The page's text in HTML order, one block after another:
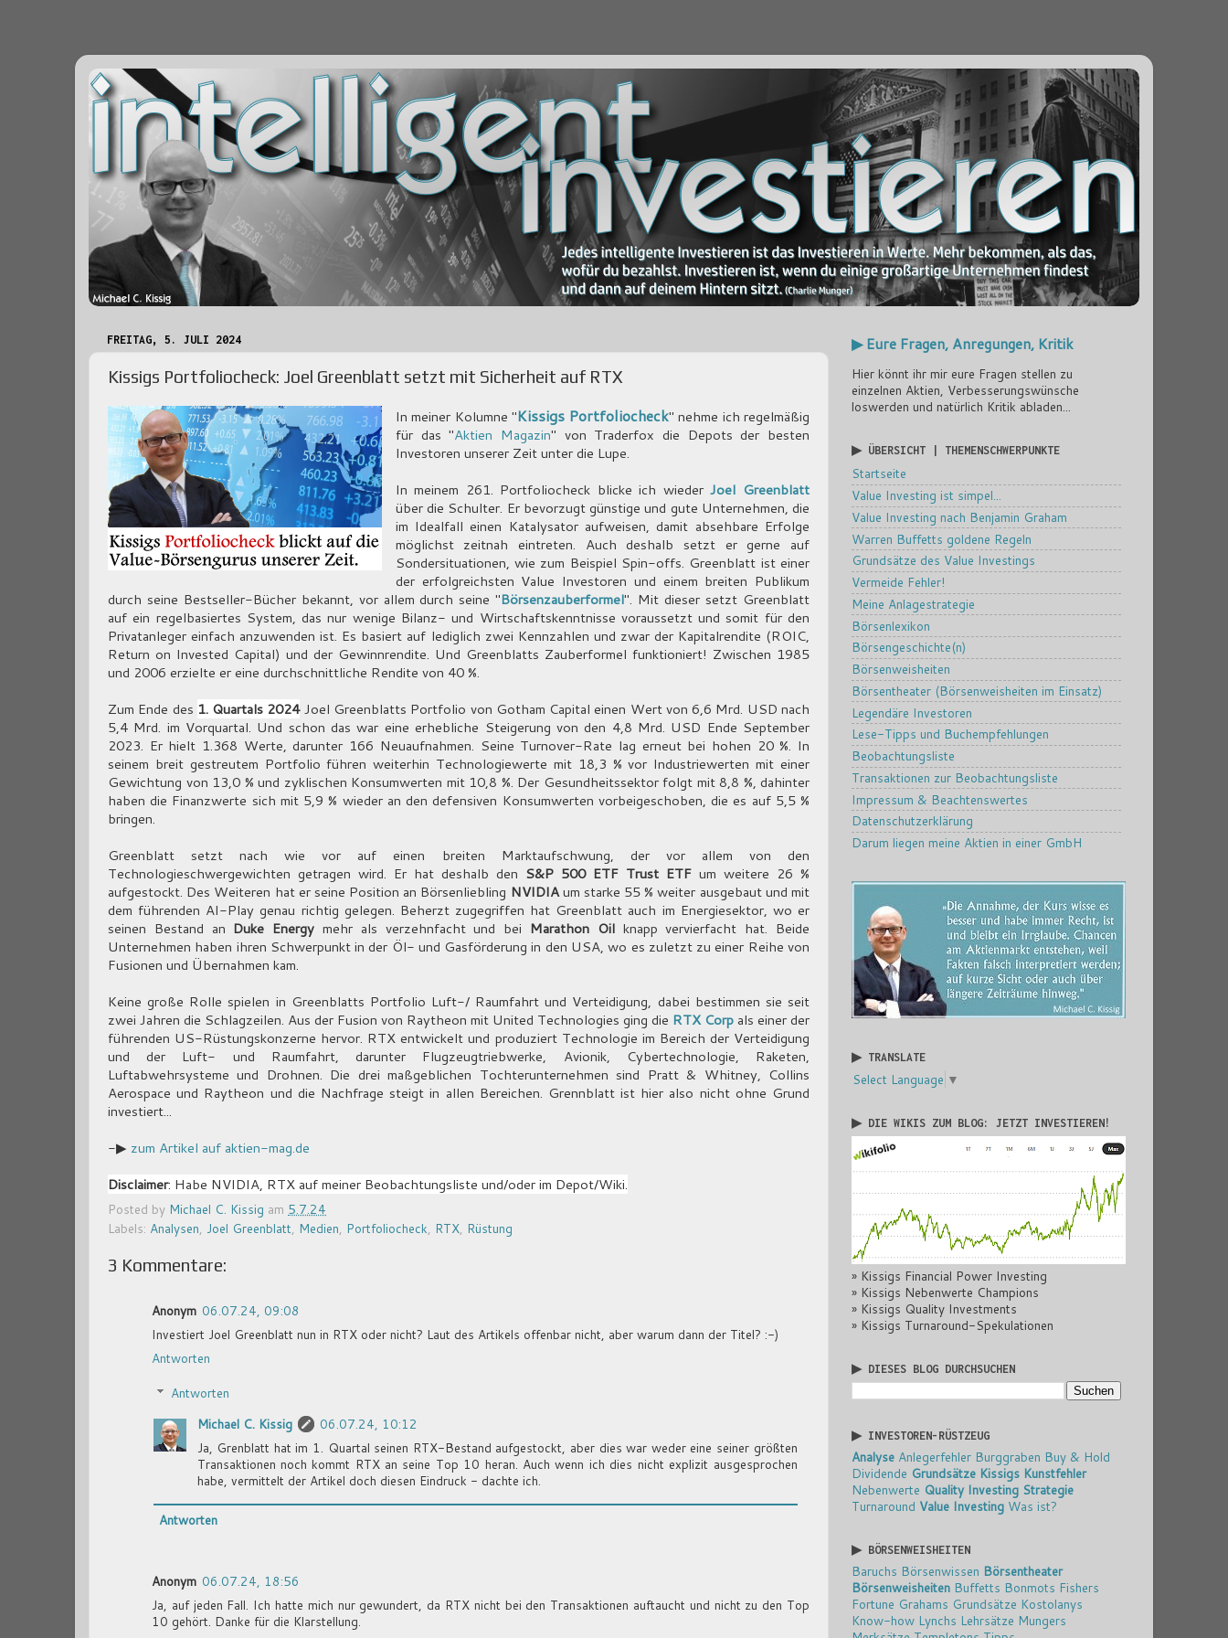
FREITAG, 5. JULI 2024
Kissigs Portfoliocheck: Joel Greenblatt setzt mit Sicherheit auf RTX
In meiner Kolumne "Kissigs Portfoliocheck" nehme ich regelmäßig
für das "Aktien Magazin" von Traderfox die Depots der besten
Investoren unserer Zeit unter die Lupe.
In meinem 261. Portfoliocheck blicke ich wiederJoel Greenblatt
über die Schulter. Er bevorzugt günstige und gute Unternehmen, die
im Idealfall einen Katalysator aufweisen, damit absehbare Erfolge
möglichst zeitnah eintreten. Auch deshalb setzt er gerne auf
Sondersituationen, wie zum Beispiel Spin-offs. Greenblatt ist einer
der erfolgreichsten Value Investoren und einem breiten Publikum
durch seine Bestseller-Bücher bekannt, vor allem durch seine "Börsenzauberformel". Mit dieser setzt Greenblatt
auf ein regelbasiertes System, das nur wenige Bilanz- und Wirtschaftskenntnisse voraussetzt und somit für den
Privatanleger einfach anzuwenden ist. Es basiert auf lediglich zwei Kennzahlen und zwar der Kapitalrendite (ROIC,
Return on Invested Capital) und der Gewinnrendite. Und Greenblatts Zauberformel funktioniert! Zwischen 1985
und 2006 erzielte er eine durchschnittliche Rendite von 40 %.
Zum Ende des 1. Quartals 2024Joel Greenblatts Portfolio von Gotham Capital einen Wert von 6,6 Mrd. USD nach
5,4 Mrd. im Vorquartal. Und schon das war eine erhebliche Steigerung von den 4,8 Mrd. USD Ende September
2023. Er hielt 1.368 Werte, darunter 166 Neuaufnahmen. Seine Turnover-Rate lag erneut bei hohen 20 %. In
seinem breit gestreutem Portfolio führen weiterhin Technologiewerte mit 18,3 % vor Industriewerten mit einer
Gewichtung von 13,0 % und zyklischen Konsumwerten mit 10,8 %. Der Gesundheitssektor folgt mit 8,8 %, dahinter
haben die Finanzwerte sich mit 5,9 % wieder an den defensiven Konsumwerten vorbeigeschoben, die es auf 5,5 %
bringen.
Greenblatt setzt nach wie vor auf einen breiten Marktaufschwung, der vor allem von den
Technologieschwergewichten getragen wird. Er hat deshalb den S&P 500 ETF Trust ETF um weitere 26 %
aufgestockt. Des Weiteren hat er seine Position an Börsenliebling NVIDIAum starke 55 % weiter ausgebaut und mit
dem führenden AI-Play genau richtig gelegen. Beherzt zugegriffen hat Greenblatt auch im Energiesektor, wo er
seinen Bestand an Duke Energy mehr als verzehnfacht und bei Marathon Oilknapp vervierfacht hat. Beide
Unternehmen haben ihren Schwerpunkt in der Öl- und Gasförderung in den USA, wo es zuletzt zu einer Reihe von
Fusionen und Übernahmen kam.
Keine große Rolle spielen in Greenblatts Portfolio Luft-/ Raumfahrt und Verteidigung, dabei bestimmen sie seit
zwei Jahren die Schlagzeilen. Aus der Fusion von Raytheon mit United Technologies ging die RTX Corp als einer der
führenden US-Rüstungskonzerne hervor. RTX entwickelt und produziert Technologie im Bereich der Verteidigung
und der Luft- und Raumfahrt, darunter Flugzeugtriebwerke, Avionik, Cybertechnologie, Raketen,
Luftabwehrsysteme und Drohnen. Die drei maßgeblichen Tochterunternehmen sind Pratt & Whitney, Collins
Aerospace und Raytheon und die Nachfrage steigt in allen Bereichen. Grennblatt ist hier also nicht ohne Grund
investiert...
-▶ zum Artikel auf aktien-mag.de
Disclaimer: Habe NVIDIA, RTX auf meiner Beobachtungsliste und/oder im Depot/Wiki.
Posted by Michael C. Kissig am 5.7.24
Labels: Analysen, Joel Greenblatt, Medien, Portfoliocheck, RTX, Rüstung
3 Kommentare:
Anonym 06.07.24, 09:08
Investiert Joel Greenblatt nun in RTX oder nicht? Laut des Artikels offenbar nicht, aber warum dann der Titel? :-)
Antworten
Antworten
Michael C. Kissig
06.07.24, 10:12
Ja, Grenblatt hat im 1. Quartal seinen RTX-Bestand aufgestockt, aber dies war weder eine seiner größten
Transaktionen noch kommt RTX an seine Top 10 heran. Auch wenn ich dies nicht explizit ausgesprochen
habe, vermittelt der Artikel doch diesen Eindruck - dachte ich.
Antworten
Anonym 06.07.24, 18:56
Ja, auf jeden Fall. Ich hatte mich nur gewundert, da RTX nicht bei den Transaktionen auftaucht und nicht zu den Top
10 gehört. Danke für die Klarstellung.
▶ Eure Fragen, Anregungen, Kritik
Hier könnt ihr mir eure Fragen stellen zu
einzelnen Aktien, Verbesserungswünsche
loswerden und natürlich Kritik abladen...
▶ ÜBERSICHT | THEMENSCHWERPUNKTE
Startseite
Value Investing ist simpel...
Value Investing nach Benjamin Graham
Warren Buffetts goldene Regeln
Grundsätze des Value Investings
Vermeide Fehler!
Meine Anlagestrategie
Börsenlexikon
Börsengeschichte(n)
Börsenweisheiten
Börsentheater (Börsenweisheiten im Einsatz)
Legendäre Investoren
Lese-Tipps und Buchempfehlungen
Beobachtungsliste
Transaktionen zur Beobachtungsliste
Impressum & Beachtenswertes
Datenschutzerklärung
Darum liegen meine Aktien in einer GmbH
▶ TRANSLATE
Select Language ▼
▶ DIE WIKIS ZUM BLOG: JETZT INVESTIEREN!
» Kissigs Financial Power Investing
» Kissigs Nebenwerte Champions
» Kissigs Quality Investments
» Kissigs Turnaround-Spekulationen
▶ DIESES BLOG DURCHSUCHEN
▶ INVESTOREN-RÜSTZEUG
Analyse Anlegerfehler Burggraben Buy & Hold
Dividende Grundsätze Kissigs Kunstfehler
Nebenwerte Quality Investing Strategie
Turnaround Value Investing Was ist?
▶ BÖRSENWEISHEITEN
Baruchs Börsenwissen Börsentheater
Börsenweisheiten Buffetts Bonmots Fishers
Fortune Grahams Grundsätze Kostolanys
Know-how Lynchs Lehrsätze Mungers